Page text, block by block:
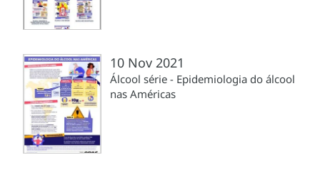
10 Nov 2021
Álcool série - Epidemiologia do álcool
nas Américas